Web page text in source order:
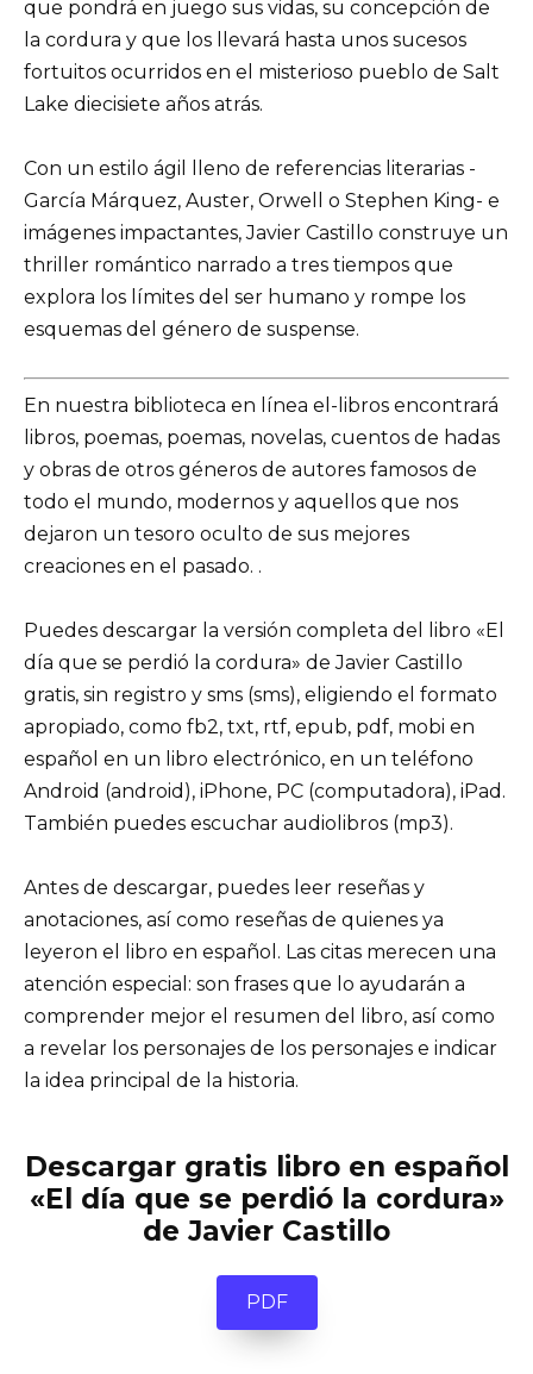
que pondrá en juego sus vidas, su concepción de
la cordura y que los llevará hasta unos sucesos
fortuitos ocurridos en el misterioso pueblo de Salt
Lake diecisiete años atrás.
Con un estilo ágil lleno de referencias literarias -
García Márquez, Auster, Orwell o Stephen King- e
imágenes impactantes, Javier Castillo construye un
thriller romántico narrado a tres tiempos que
explora los límites del ser humano y rompe los
esquemas del género de suspense.
En nuestra biblioteca en línea el-libros encontrará
libros, poemas, poemas, novelas, cuentos de hadas
y obras de otros géneros de autores famosos de
todo el mundo, modernos y aquellos que nos
dejaron un tesoro oculto de sus mejores
creaciones en el pasado. .
Puedes descargar la versión completa del libro «El
día que se perdió la cordura» de Javier Castillo
gratis, sin registro y sms (sms), eligiendo el formato
apropiado, como fb2, txt, rtf, epub, pdf, mobi en
español en un libro electrónico, en un teléfono
Android (android), iPhone, PC (computadora), iPad.
También puedes escuchar audiolibros (mp3).
Antes de descargar, puedes leer reseñas y
anotaciones, así como reseñas de quienes ya
leyeron el libro en español. Las citas merecen una
atención especial: son frases que lo ayudarán a
comprender mejor el resumen del libro, así como
a revelar los personajes de los personajes e indicar
la idea principal de la historia.
Descargar gratis libro en español
«El día que se perdió la cordura»
de Javier Castillo
PDF